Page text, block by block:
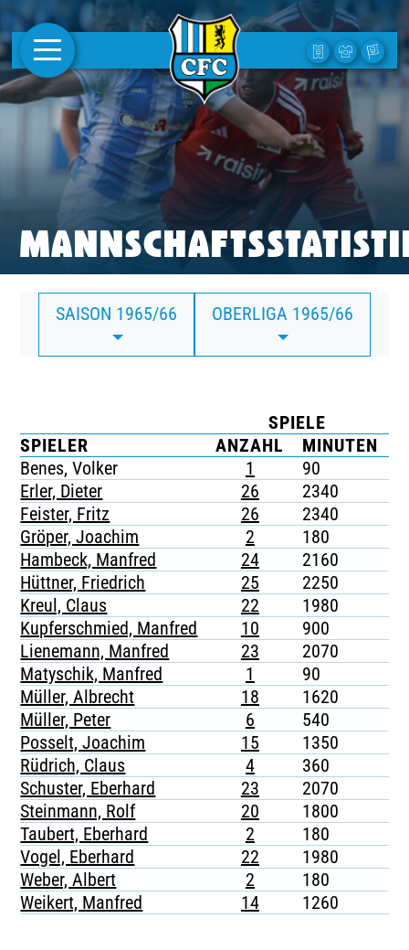
AKTUELLES
1. MANNSCHAFT
FRAUEN
CAMPUS
CLUB
CLUBMITGLIEDSCHAFT
BUSINESS
TICKETING
SAISON 1965/66 OBERLIGA 1965/66
SPIELE
SPIELER
ANZAHL MINUTEN
Benes, Volker
1 90
Erler, Dieter
26 2340
Feister, Fritz
26 2340
Gröper, Joachim
2 180
Hambeck, Manfred
24 2160
Hüttner, Friedrich
25 2250
Kreul, Claus
22 1980
Kupferschmied, Manfred
10 900
Lienemann, Manfred
23 2070
Matyschik, Manfred
1 90
Müller, Albrecht
18 1620
Müller, Peter
6 540
Posselt, Joachim
15 1350
Rüdrich, Claus
4 360
Schuster, Eberhard
23 2070
Steinmann, Rolf
20 1800
Taubert, Eberhard
2 180
Vogel, Eberhard
22 1980
Weber, Albert
2 180
Weikert, Manfred
14 1260